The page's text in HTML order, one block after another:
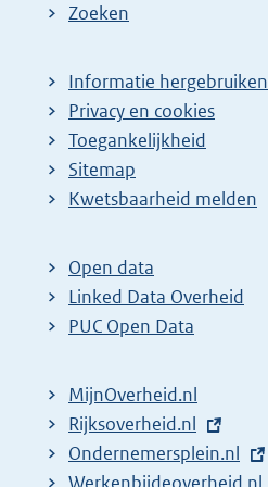
Zoeken
Informatie hergebruiken
Privacy en cookies
Toegankelijkheid
Sitemap
E
t
e
r
l
i
n
Kwetsbaarheid melden
Open data
Linked Data Overheid
PUC Open Data
MijnOverheid.nl
E
x
Rijksoverheid.nl
E
Ondernemersplein.nl